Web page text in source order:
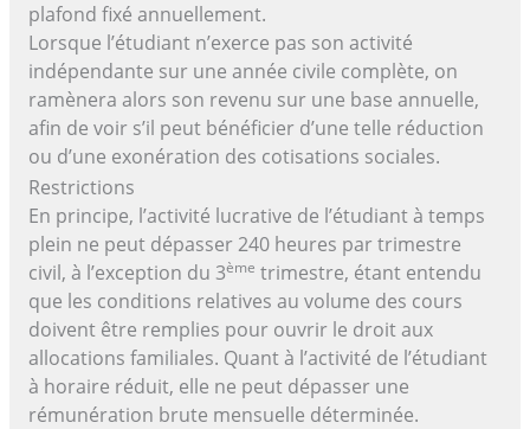
plafond fixé annuellement.
Lorsque l’étudiant n’exerce pas son activité
indépendante sur une année civile complète, on
ramènera alors son revenu sur une base annuelle,
afin de voir s’il peut bénéficier d’une telle réduction
ou d’une exonération des cotisations sociales.
Restrictions
En principe, l’activité lucrative de l’étudiant à temps
plein ne peut dépasser 240 heures par trimestre
civil, à l’exception du 3ème trimestre, étant entendu
que les conditions relatives au volume des cours
doivent être remplies pour ouvrir le droit aux
allocations familiales. Quant à l’activité de l’étudiant
à horaire réduit, elle ne peut dépasser une
rémunération brute mensuelle déterminée.